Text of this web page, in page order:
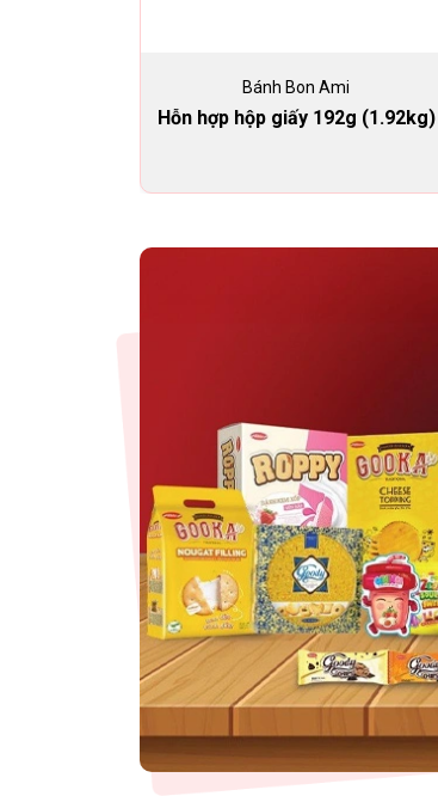
Bánh Bon Ami
Hỗn hợp hộp giấy 192g (1.92kg)